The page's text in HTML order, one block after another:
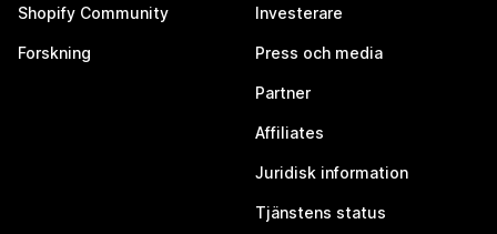
Shopify Community
Forskning
Investerare
Press och media
Partner
Affiliates
Juridisk information
Tjänstens status